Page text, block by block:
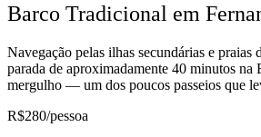
Barco Tradicional em
Navegação pelas ilhas secundárias e praias
parada de aproximadamente 40 minutos na
mergulho — um dos poucos passeios que
R$280/pessoa